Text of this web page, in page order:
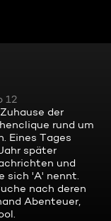
12
der
rund um
Eines Tages
später
und
sich 'A' nennt.
nach deren
Abenteuer,